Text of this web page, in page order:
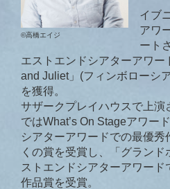
©高橋エイジ
イブ
アワ
ート
エストエンドシアターアワー
and Juliet」(フィンボローシ
を獲得。
サザークプレイハウスで上演
ではWhat’s On Stageアワー
シアターアワードでの最優
くの賞を受賞し、「グラン
ストエンドシアターアワー
作品賞を受賞。